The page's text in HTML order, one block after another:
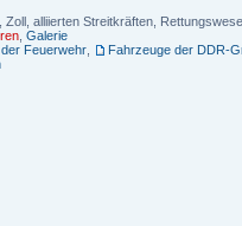
alliierten Streitkräften,
Galerie
Feuerwehr Fahrzeuge der DDR-